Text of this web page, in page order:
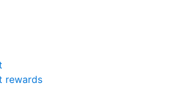
rewards